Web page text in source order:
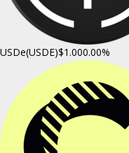
USDe(USDE)$1.000.00%